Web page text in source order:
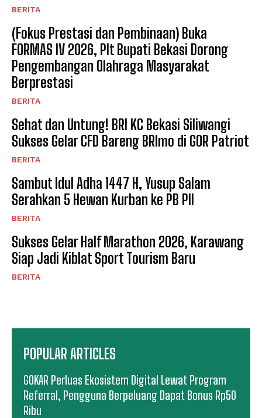
BERITA
(Fokus Prestasi dan Pembinaan) Buka
FORMAS IV 2026, Plt Bupati Bekasi Dorong
Pengembangan Olahraga Masyarakat
Berprestasi
BERITA
Sehat dan Untung! BRI KC Bekasi Siliwangi
Sukses Gelar CFD Bareng BRImo di GOR Patriot
BERITA
Sambut Idul Adha 1447 H, Yusup Salam
Serahkan 5 Hewan Kurban ke PB PII
BERITA
Sukses Gelar Half Marathon 2026, Karawang
Siap Jadi Kiblat Sport Tourism Baru ​
BERITA
POPULAR ARTICLES
GOKAR Perluas Ekosistem Digital Lewat Program
Referral, Pengguna Berpeluang Dapat Bonus Rp50
Ribu